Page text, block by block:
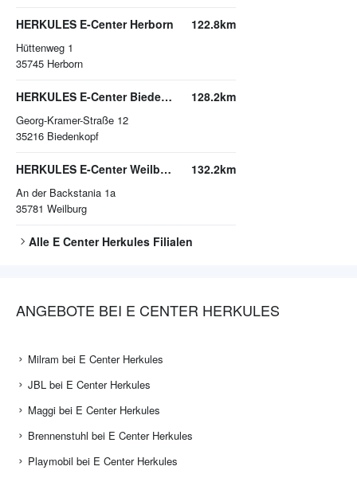
HERKULES E-Center Herborn
Hüttenweg 1
35745 Herborn
122.8km
HERKULES E-Center Biedenkopf
Georg-Kramer-Straße 12
35216 Biedenkopf
128.2km
HERKULES E-Center Weilburg
An der Backstania 1a
35781 Weilburg
132.2km
Alle E Center Herkules Filialen
ANGEBOTE BEI E CENTER HERKULES
Milram bei E Center Herkules
JBL bei E Center Herkules
Maggi bei E Center Herkules
Brennenstuhl bei E Center Herkules
Playmobil bei E Center Herkules